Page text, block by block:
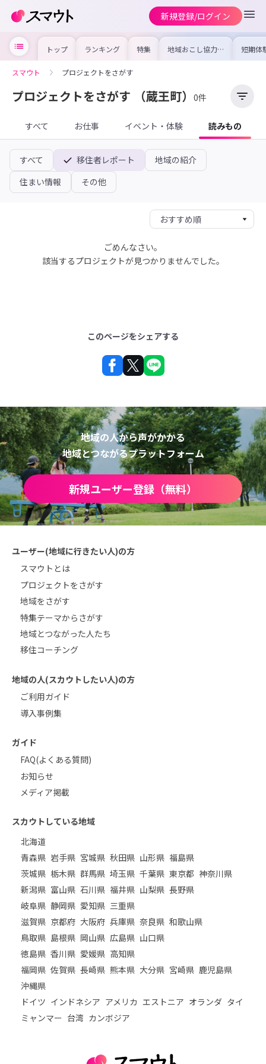
新規登録/ログイン
トップ ランキング 特集 地域おこし協力隊
の求人やイベント
を集めました！仕
けよう
短期体
り〜数
域を知
スマウト プロジェクトをさがす
プロジェクトをさがす （蔵王町） 0件
すべて お仕事 イベント・体験 読みもの
すべて 移住者レポート
地域の紹介
住まい情報
その他
ごめんなさい。
該当するプロジェクトが見つかりませんでした。
このページをシェアする
地域の人から声がかかる
地域とつながるプラットフォーム
新規ユーザー登録（無料）
ユーザー(地域に行きたい人)の方
スマウトとは
プロジェクトをさがす
地域をさがす
特集テーマからさがす
地域とつながった人たち
移住コーチング
地域の人(スカウトしたい人)の方
ご利用ガイド
導入事例集
ガイド
FAQ(よくある質問)
お知らせ
メディア掲載
スカウトしている地域
北海道
青森県 岩手県 宮城県 秋田県 山形県 福島県
茨城県 栃木県 群馬県 埼玉県 千葉県 東京都 神奈川県
新潟県 富山県 石川県 福井県 山梨県 長野県
岐阜県 静岡県 愛知県 三重県
滋賀県 京都府 大阪府 兵庫県 奈良県 和歌山県
鳥取県 島根県 岡山県 広島県 山口県
徳島県 香川県 愛媛県 高知県
福岡県 佐賀県 長崎県 熊本県 大分県 宮崎県 鹿児島県
沖縄県
ドイツ インドネシア アメリカ エストニア オランダ タイ
ミャンマー 台湾 カンボジア